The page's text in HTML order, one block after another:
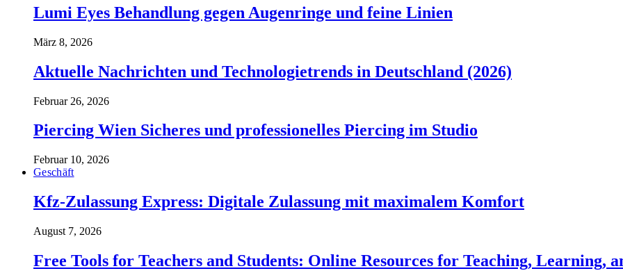
Lumi Eyes Behandlung gegen Augenringe und feine Linien
März 8, 2026
Aktuelle Nachrichten und Technologietrends in Deutschland (2026)
Februar 26, 2026
Piercing Wien Sicheres und professionelles Piercing im Studio
Februar 10, 2026
Geschäft
Kfz-Zulassung Express: Digitale Zulassung mit maximalem Komfort
August 7, 2026
Free Tools for Teachers and Students: Online Resources for Teaching, Learning,